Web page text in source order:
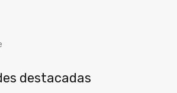
destacadas